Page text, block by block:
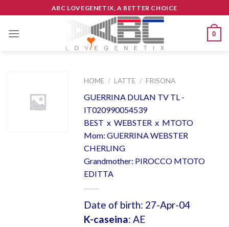
to
content
ABC LOVEGENETIX, A BETTER CHOICE
0
HOME / LATTE / FRISONA
GUERRINA DULAN TV TL -
IT020990054539
BEST x WEBSTER x MTOTO
Mom: GUERRINA WEBSTER
CHERLING
Grandmother: PIROCCO MTOTO
EDITTA
Date of birth: 27-Apr-04
K-caseina: AE